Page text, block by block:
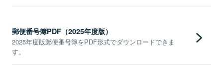
郵便番号簿PDF（2025年度版）
2025年度版郵便番号簿をPDF形式でダウンロードできま
す。